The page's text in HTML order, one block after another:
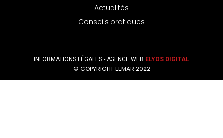
Actualités
Conseils pratiques
© COPYRIGHT EEMAR 2022
INFORMATIONS LÉGALES - AGENCE WEB ELYOS DIGITAL